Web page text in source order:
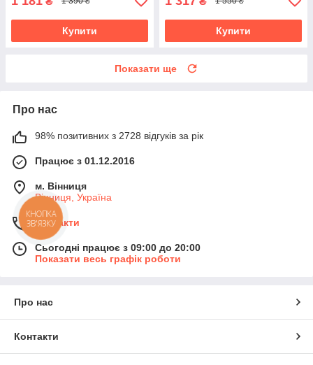
Купити Купити
Показати ще
Про нас
98% позитивних з 2728 відгуків за рік
Працює з 01.12.2016
м. Вінниця
Вінниця, Україна
Контакти
Сьогодні працює з 09:00 до 20:00
Показати весь графік роботи
Про нас
Контакти
КНОПКА
ЗВ'ЯЗКУ